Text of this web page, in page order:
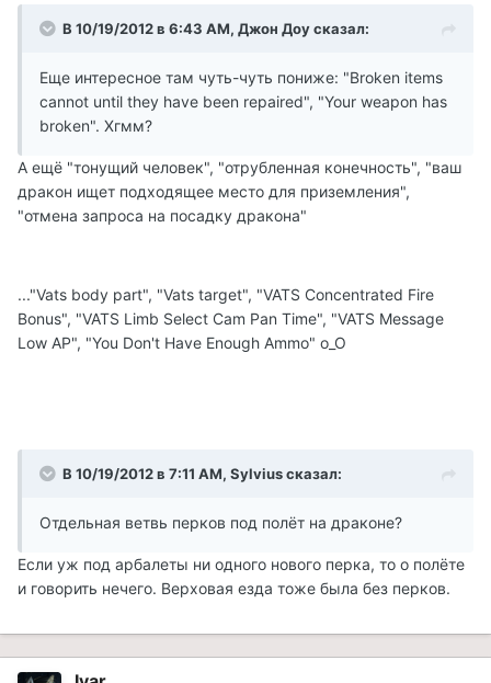
В 10/19/2012 в 6:43 AM, Джон Доу сказал:
Еще интересное там чуть-чуть пониже: "Broken items
cannot until they have been repaired", "Your weapon has
broken". Хгмм?
А ещё "тонущий человек", "отрубленная конечность", "ваш
дракон ищет подходящее место для приземления",
"отмена запроса на посадку дракона"
..."Vats body part", "Vats target", "VATS Concentrated Fire
Bonus", "VATS Limb Select Cam Pan Time", "VATS Message
Low AP", "You Don't Have Enough Ammo" о_О
В 10/19/2012 в 7:11 AM, Sylvius сказал:
Отдельная ветвь перков под полёт на драконе?
Если уж под арбалеты ни одного нового перка, то о полёте
и говорить нечего. Верховая езда тоже была без перков.